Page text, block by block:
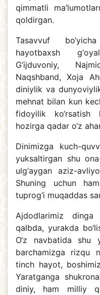
qimmatli
qoldirgan.
Tasavvuf
hayotbaxsh
G‘ijduvoniy,
Naqshband, Xoja
diniylik va
mehnat bilan kun
fidoyilik ko‘rsatish
hozirga qadar o‘z
Dinimizga kuch-
yuksaltirgan shu
ulg‘aygan aziz-
Shuning uchun
tuprog‘i muqaddas
Ajdodlarimiz
qalbda, yurakda
O‘z navbatida shu
barchamizga rizqu
tinch hayot,
Yaratganga
diniy, ham milliy